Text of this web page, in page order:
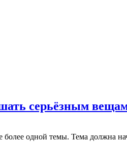
серьёзным
одной темы. Тема должна